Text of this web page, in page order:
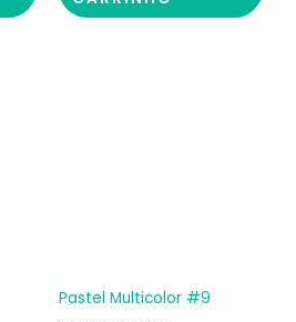
Pastel Multicolor #9